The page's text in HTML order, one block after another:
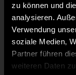
zu können und
analysieren.
Verwendung
soziale Medien,
Partner führen
weiteren Daten
Staff